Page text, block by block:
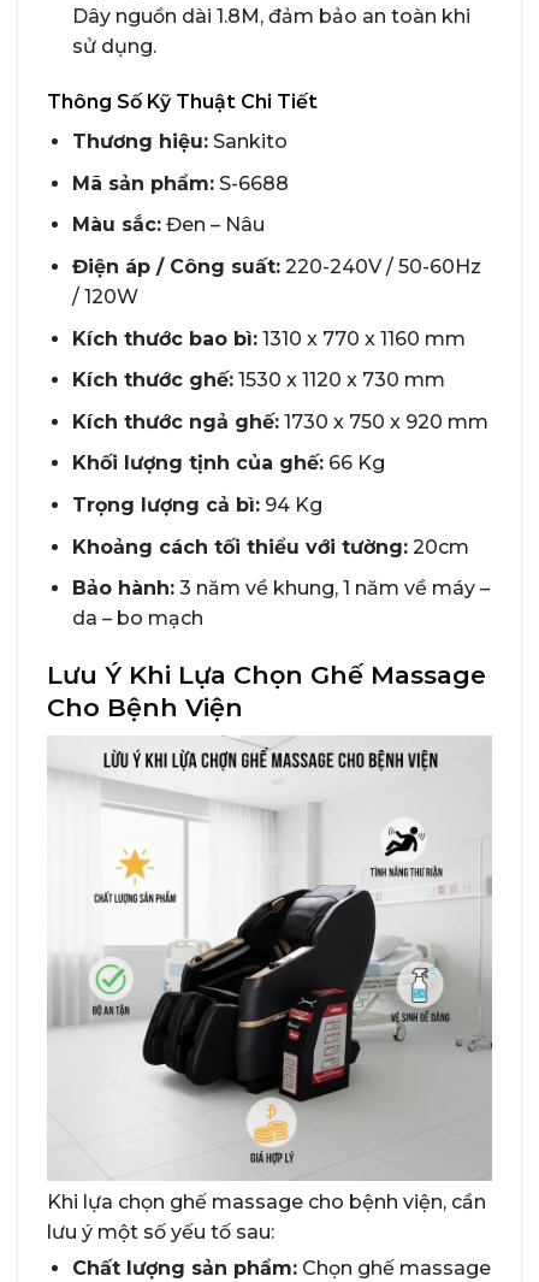
Dây nguồn dài 1.8M, đảm bảo an toàn khi
sử dụng.
Thông Số Kỹ Thuật Chi Tiết
Thương hiệu:Sankito
Mã sản phẩm:S-6688
Màu sắc:Đen – Nâu
Điện áp / Công suất:220-240V / 50-60Hz
/ 120W
Kích thước bao bì:1310 x 770 x 1160 mm
Kích thước ghế:1530 x 1120 x 730 mm
Kích thước ngả ghế:1730 x 750 x 920 mm
Khối lượng tịnh của ghế:66 Kg
Trọng lượng cả bì:94 Kg
Khoảng cách tối thiểu với tường:20cm
Bảo hành:3 năm về khung, 1 năm về máy –
da – bo mạch
Lưu Ý Khi Lựa Chọn Ghế Massage
Cho Bệnh Viện
Khi lựa chọn ghế massage cho bệnh viện, cần
lưu ý một số yếu tố sau:
Chất lượng sản phẩm:Chọn ghế massage